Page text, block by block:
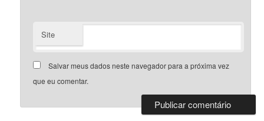
Site
Salvar meus dados neste navegador para a próxima vez
que eu comentar.